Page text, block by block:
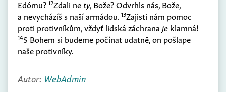
Edómu? 12Zdali ne ty, Bože? Odvrhls nás, Bože,
a nevycházíš s naší armádou. 13Zajisti nám pomoc
proti protivníkům, vždyť lidská záchrana je klamná!
14S Bohem si budeme počínat udatně, on pošlape
naše protivníky.
Autor: WebAdmin